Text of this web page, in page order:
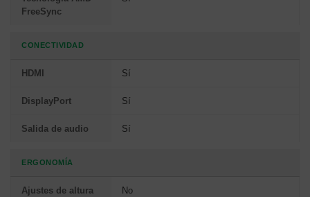
FreeSync
CONECTIVIDAD
HDMI Sí
DisplayPort Sí
Salida de audio Sí
ERGONOMÍA
Ajustes de altura No